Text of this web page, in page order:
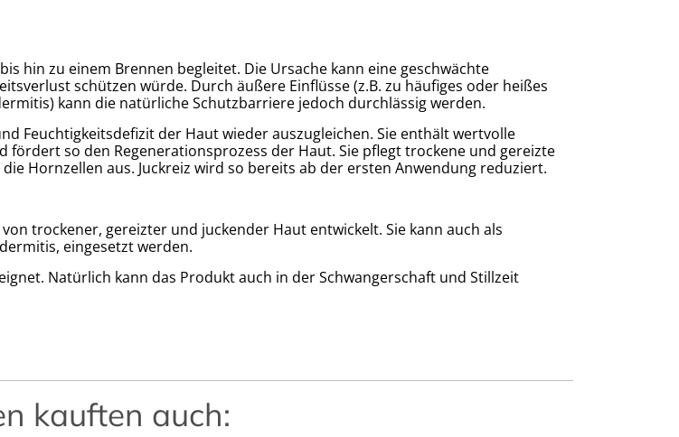
hin zu einem Brennen begleitet. Die Ursache kann eine geschwächte
schützen würde. Durch äußere Einflüsse (z.B. zu häufiges oder heißes
kann die natürliche Schutzbarriere jedoch durchlässig werden.
Feuchtigkeitsdefizit der Haut wieder auszugleichen. Sie enthält wertvolle
so den Regenerationsprozess der Haut. Sie pflegt trockene und gereizte
Hornzellen aus. Juckreiz wird so bereits ab der ersten Anwendung reduziert.
trockener, gereizter und juckender Haut entwickelt. Sie kann auch als
eingesetzt werden.
Natürlich kann das Produkt auch in der Schwangerschaft und Stillzeit
kauften auch: